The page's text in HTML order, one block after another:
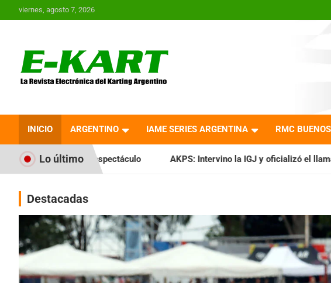
al
viernes, agosto 7, 2026
Revista Electrónica del
Karting en Argentina
INICIO ARGENTINO IAME SERIES ARGENTINA RMC
Lo último
espectáculo AKPS: Intervino la IGJ y oficializó el llamado a Asamblea
Destacadas